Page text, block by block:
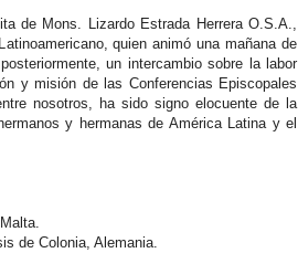
de Mons. Lizardo Estrada Herrera O.S.A.,
quien animó una mañana de
un intercambio sobre la labor
y misión de las Conferencias Episcopales
nosotros, ha sido signo elocuente de la
y hermanas de América Latina y el
de Colonia, Alemania.